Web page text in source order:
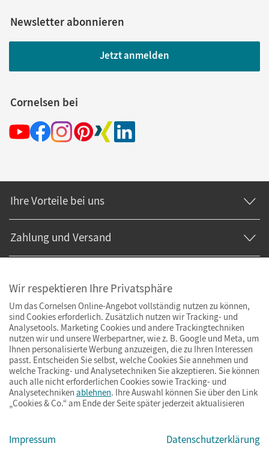
Newsletter abonnieren
Jetzt anmelden
Cornelsen bei
Ihre Vorteile bei uns
Zahlung und Versand
© Cornelsen Verlag 2026
ImpressumAGBDatenschutzBarrierefreiheitCookies & Co.
Wir respektieren Ihre Privatsphäre
Um das Cornelsen Online-Angebot vollständig nutzen zu können,
sind Cookies erforderlich. Zusätzlich nutzen wir Tracking- und
Analysetools. Marketing Cookies und andere Trackingtechniken
nutzen wir und unsere Werbepartner, wie z. B. Google und Meta, um
Ihnen personalisierte Werbung anzuzeigen, die zu Ihren Interessen
passt. Entscheiden Sie selbst, welche Cookies Sie annehmen und
welche Tracking- und Analysetechniken Sie akzeptieren. Sie können
auch alle nicht erforderlichen Cookies sowie Tracking- und
Analysetechniken ablehnen. Ihre Auswahl können Sie über den Link
„Cookies & Co.“ am Ende der Seite später jederzeit aktualisieren
Impressum Datenschutzerklärung